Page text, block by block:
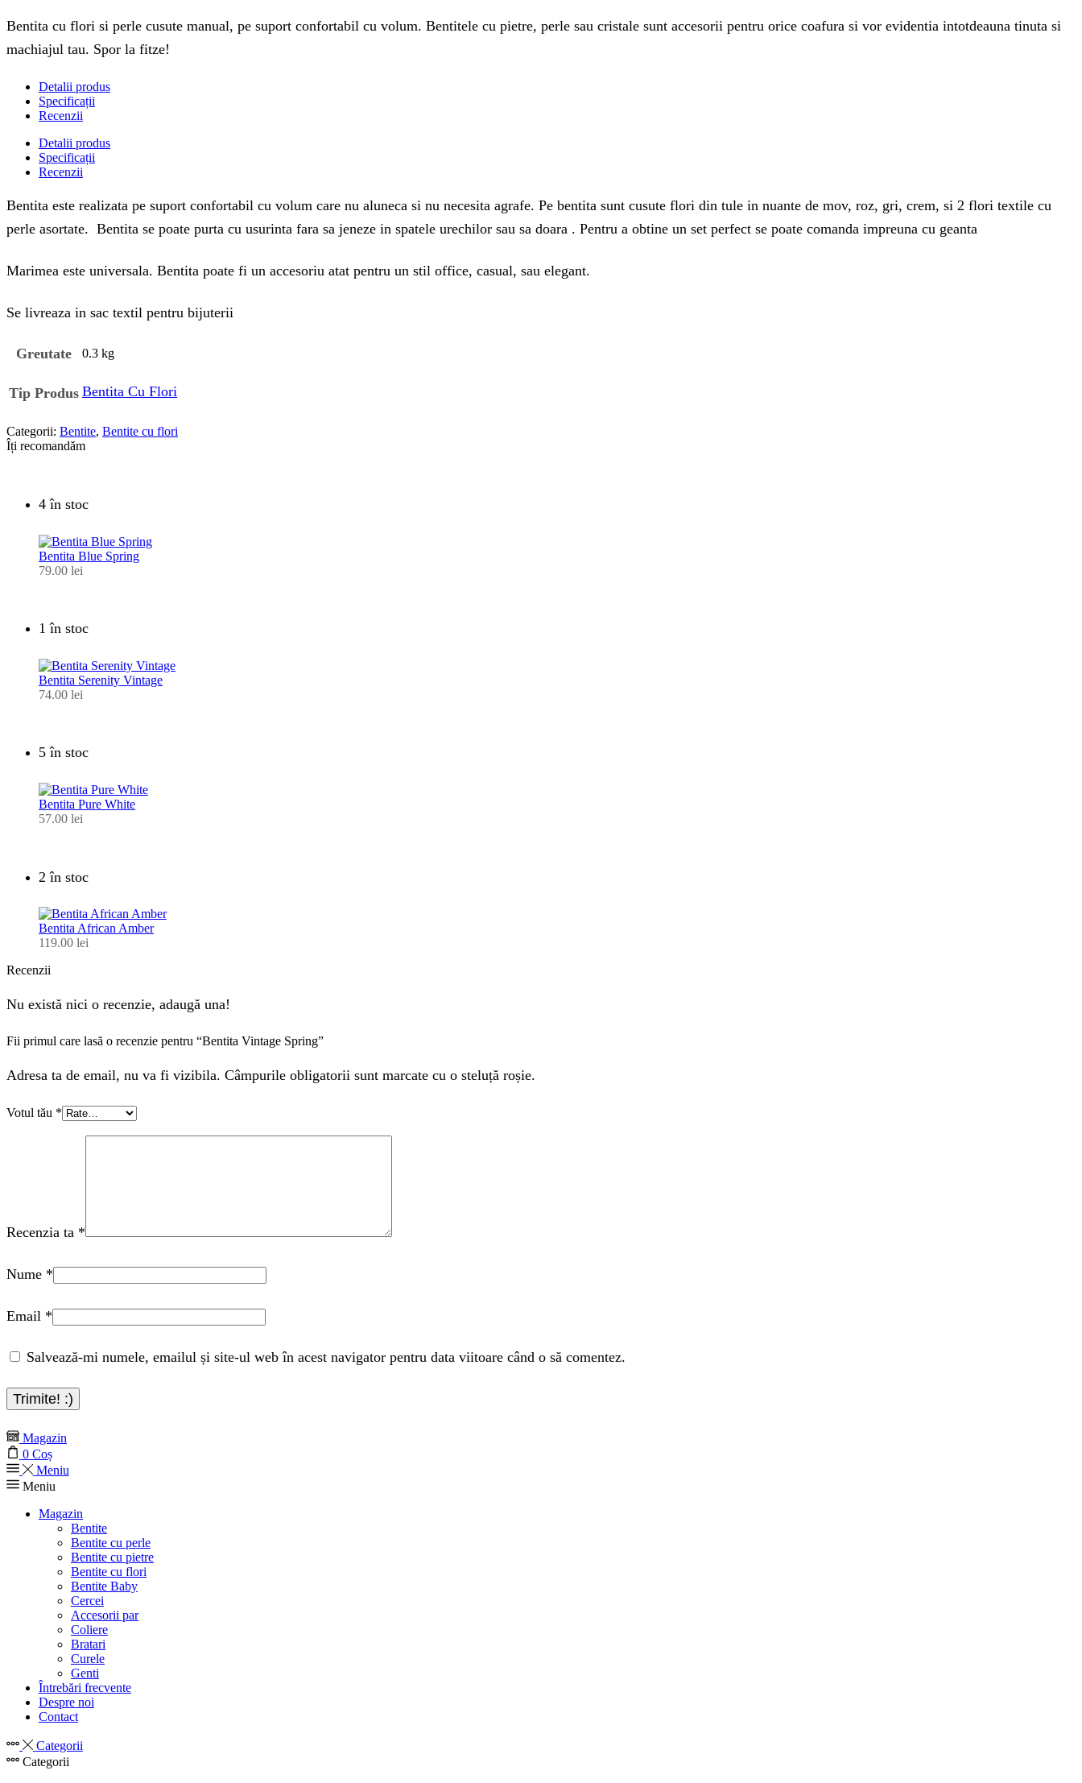
Bentita cu flori si perle cusute manual, pe suport confortabil cu volum. Bentitele cu pietre, perle sau cristale sunt accesorii pentru orice coafura si vor evidentia intotdeauna tinuta si
machiajul tau. Spor la fitze!
Detalii produs
Specificații
Recenzii
Detalii produs
Specificații
Recenzii
Bentita este realizata pe suport confortabil cu volum care nu aluneca si nu necesita agrafe. Pe bentita sunt cusute flori din tule in nuante de mov, roz, gri, crem, si 2 flori textile cu
perle asortate. Bentita se poate purta cu usurinta fara sa jeneze in spatele urechilor sau sa doara . Pentru a obtine un set perfect se poate comanda impreuna cu geanta
Marimea este universala. Bentita poate fi un accesoriu atat pentru un stil office, casual, sau elegant.
Se livreaza in sac textil pentru bijuterii
Greutate 0.3 kg
Tip Produs Bentita Cu Flori
Categorii: Bentite, Bentite cu flori
Îți recomandăm
4 în stoc
Bentita Blue Spring
79.00 lei
1 în stoc
Bentita Serenity Vintage
74.00 lei
5 în stoc
Bentita Pure White
57.00 lei
2 în stoc
Bentita African Amber
119.00 lei
Recenzii
Nu există nici o recenzie, adaugă una!
Fii primul care lasă o recenzie pentru “Bentita Vintage Spring”
Adresa ta de email, nu va fi vizibila. Câmpurile obligatorii sunt marcate cu o steluță roșie.
Votul tău *
Recenzia ta *
Nume *
Email *
Salvează-mi numele, emailul și site-ul web în acest navigator pentru data viitoare când o să comentez.
Magazin
0 Coș
Meniu
Meniu
Magazin
Bentite
Bentite cu perle
Bentite cu pietre
Bentite cu flori
Bentite Baby
Cercei
Accesorii par
Coliere
Bratari
Curele
Genti
Întrebări frecvente
Despre noi
Contact
Categorii
Categorii